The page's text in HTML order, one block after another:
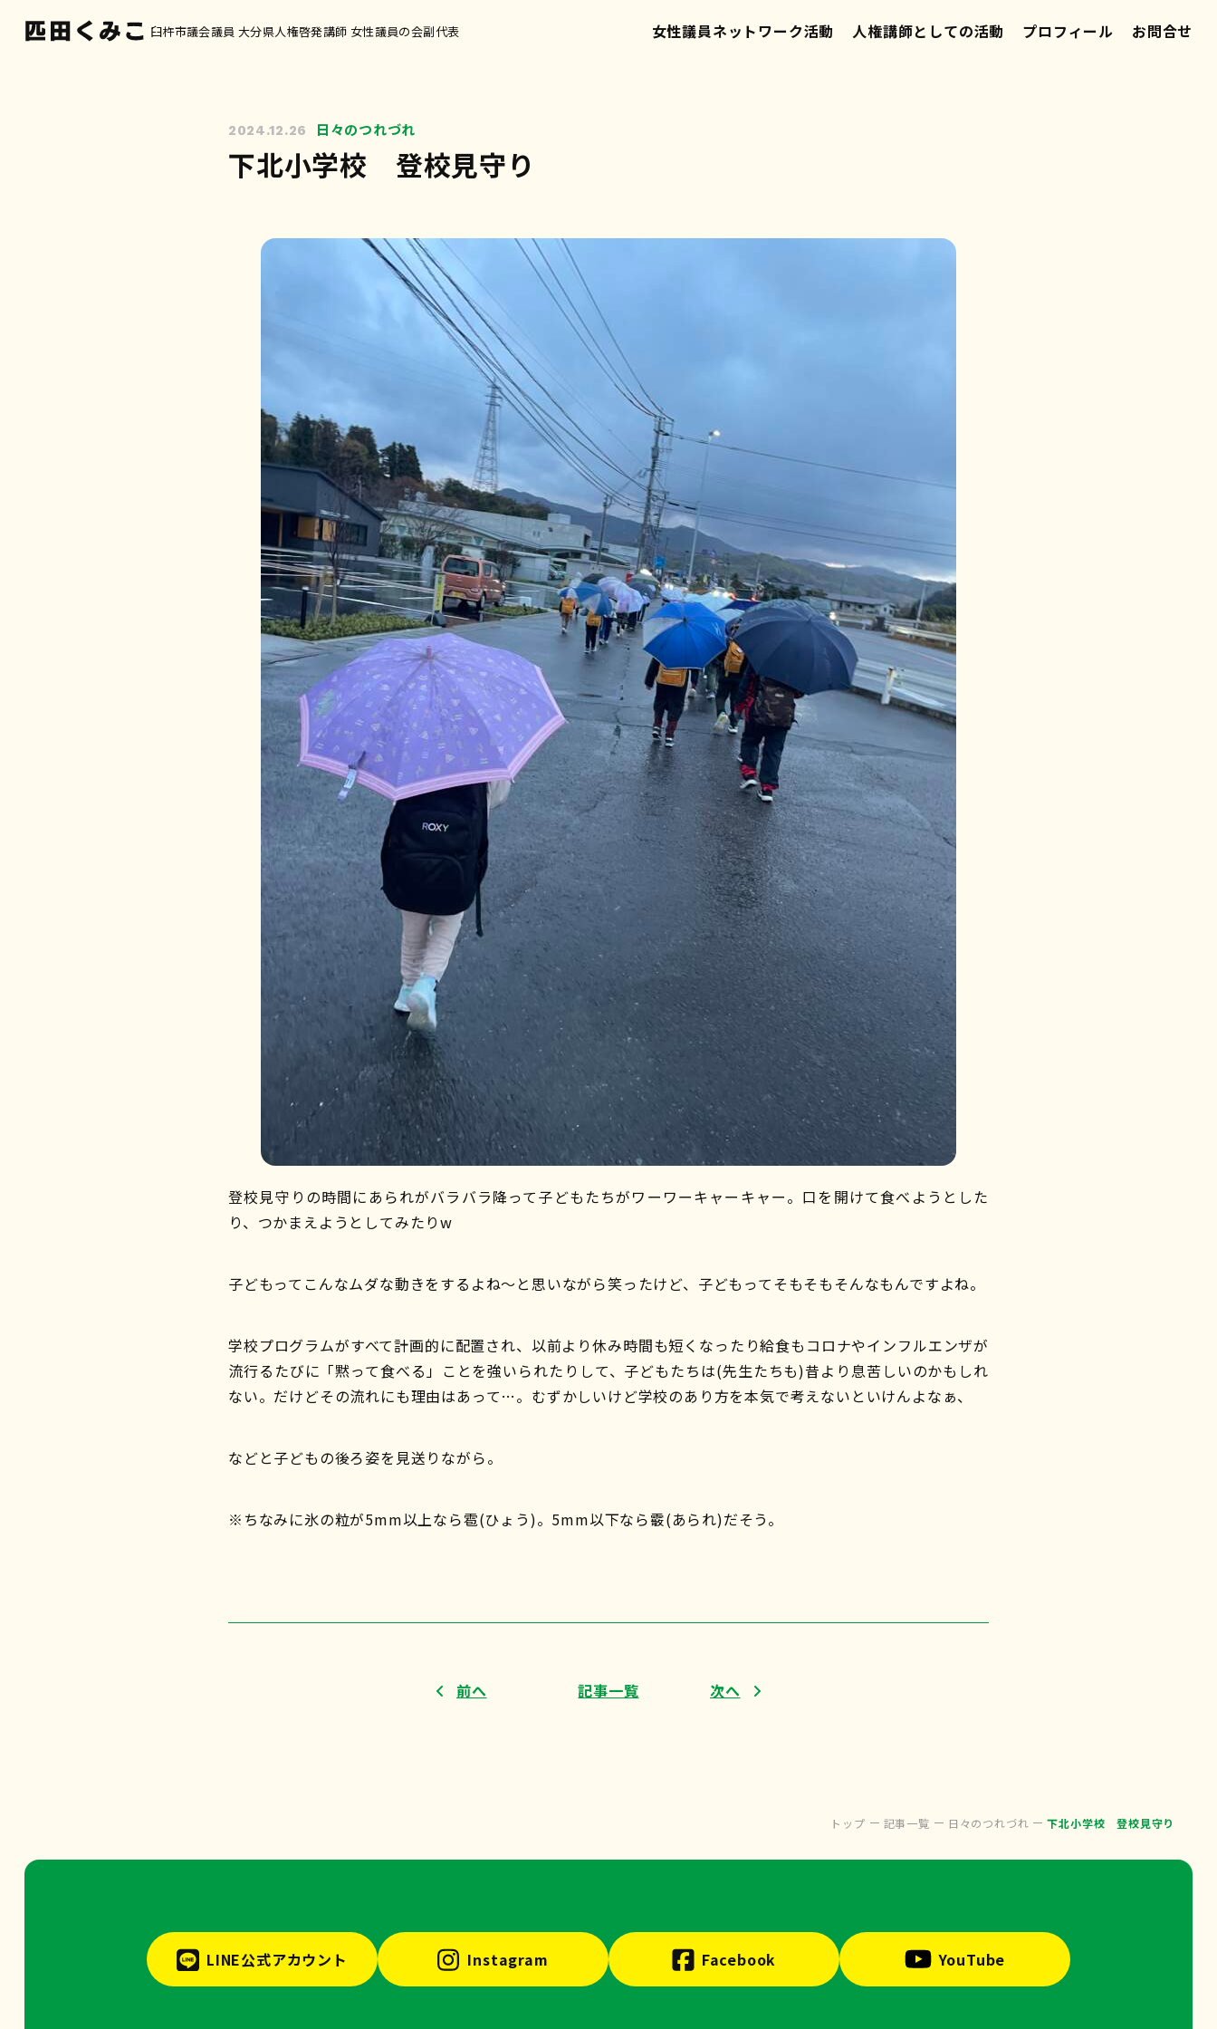
臼杵市議会議員 大分県人権啓発講師 女性議員の会副代表 女性議員ネットワーク活動 人権講師としての活動 プロフィール お問合せ
2024.12.26 日々のつれづれ
下北小学校 登校見守り
登校見守りの時間にあられがバラバラ降って子どもたちがワーワーキャーキャー。口を開けて食べようとした
り、つかまえようとしてみたりw
子どもってこんなムダな動きをするよね〜と思いながら笑ったけど、子どもってそもそもそんなもんですよね。
学校プログラムがすべて計画的に配置され、以前より休み時間も短くなったり給食もコロナやインフルエンザが
流行るたびに「黙って食べる」ことを強いられたりして、子どもたちは(先生たちも)昔より息苦しいのかもしれ
ない。だけどその流れにも理由はあって…。むずかしいけど学校のあり方を本気で考えないといけんよなぁ、
などと子どもの後ろ姿を見送りながら。
※ちなみに氷の粒が5mm以上なら雹(ひょう)。5mm以下なら霰(あられ)だそう。
前へ 記事一覧 次へ
トップ 記事一覧 日々のつれづれ 下北小学校 登校見守り
LINE公式アカウント Instagram Facebook YouTube